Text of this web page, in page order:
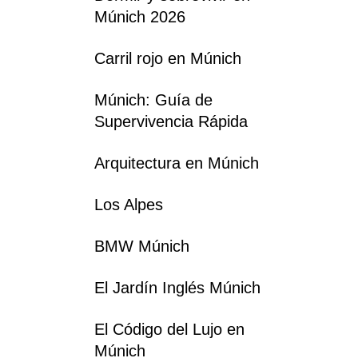
Múnich 2026
Carril rojo en Múnich
Múnich: Guía de
Supervivencia Rápida
Arquitectura en Múnich
Los Alpes
BMW Múnich
El Jardín Inglés Múnich
El Código del Lujo en
Múnich